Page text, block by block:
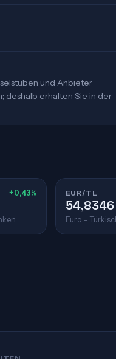
und Anbieter
deshalb erhalten Sie in der
+0,43% EUR/TL
54,8346
Euro –